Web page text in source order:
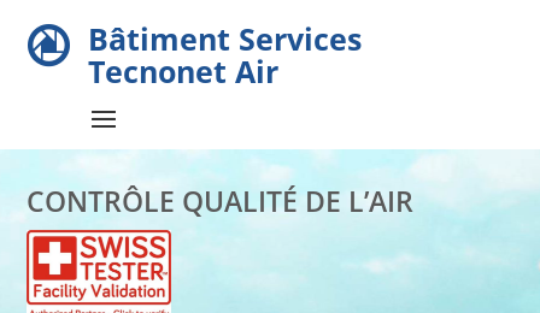
 Bâtiment Services
Tecnonet Air
CONTRÔLE QUALITÉ DE L’AIR